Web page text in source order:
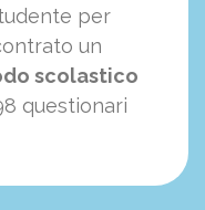
per
un
scolastico
questionari